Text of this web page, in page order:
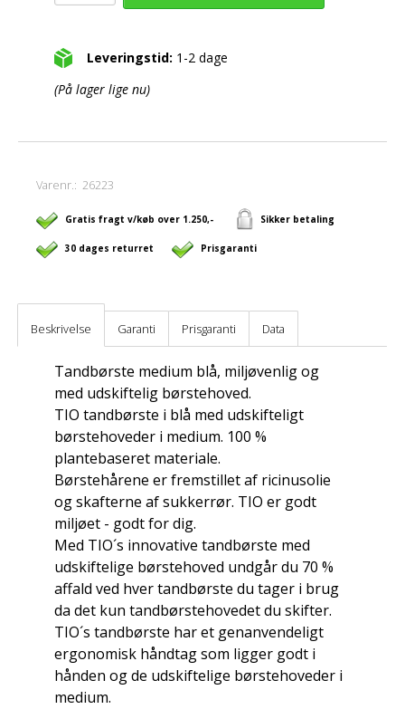
Leveringstid: 1-2 dage
(På lager lige nu)
Varenr.:26223
Gratis fragt v/køb over 1.250,- Sikker betaling
30 dages returret Prisgaranti
Beskrivelse Garanti Prisgaranti Data
Tandbørste medium blå, miljøvenlig og
med udskiftelig børstehoved.
TIO tandbørste i blå med udskifteligt
børstehoveder i medium. 100 %
plantebaseret materiale.
Børstehårene er fremstillet af ricinusolie
og skafterne af sukkerrør. TIO er godt
miljøet - godt for dig.
Med TIO´s innovative tandbørste med
udskiftelige børstehoved undgår du 70 %
affald ved hver tandbørste du tager i brug
da det kun tandbørstehovedet du skifter.
TIO´s tandbørste har et genanvendeligt
ergonomisk håndtag som ligger godt i
hånden og de udskiftelige børstehoveder i
medium.